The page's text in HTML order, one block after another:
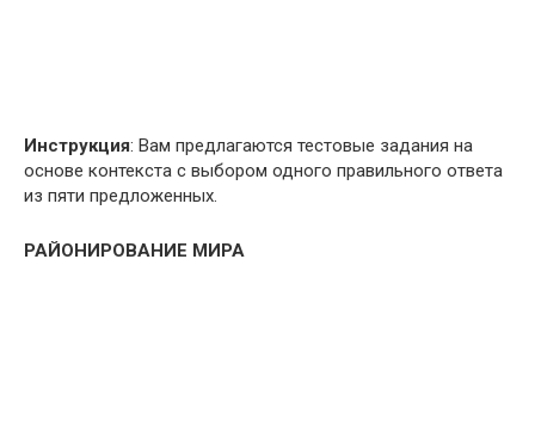
Инструкция: Вам предлагаются тестовые задания на
основе контекста с выбором одного правильного ответа
из пяти предложенных.
РАЙОНИРОВАНИЕ МИРА